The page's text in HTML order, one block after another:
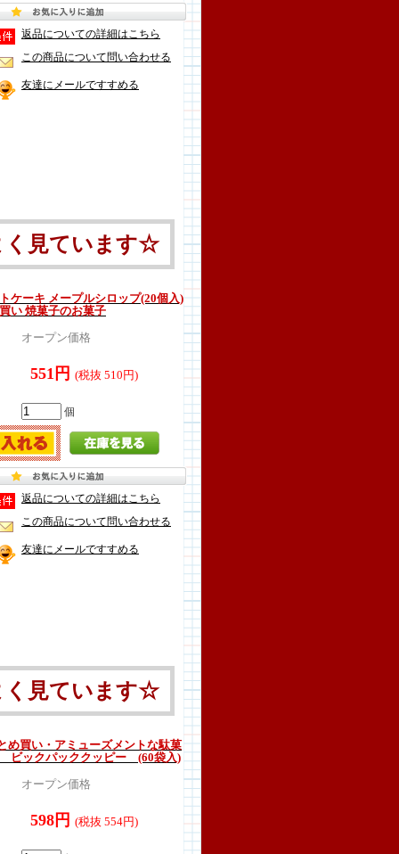
返品についての詳細はこちら
この商品について問い合わせる
友達にメールですすめる
く見ています☆
ケーキ メープルシロップ(20個入)
い 焼菓子のお菓子
オープン価格
551円 (税抜 510円)
個
返品についての詳細はこちら
この商品について問い合わせる
友達にメールですすめる
く見ています☆
め買い・アミューズメントな駄菓
ビックパッククッピー (60袋入)
オープン価格
598円 (税抜 554円)